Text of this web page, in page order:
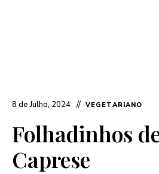
8 de Julho, 2024 VEGETARIANO
Folhadinhos
Caprese